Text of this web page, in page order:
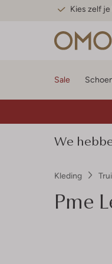
Kies zelf
Sale
We
Kleding
Pme